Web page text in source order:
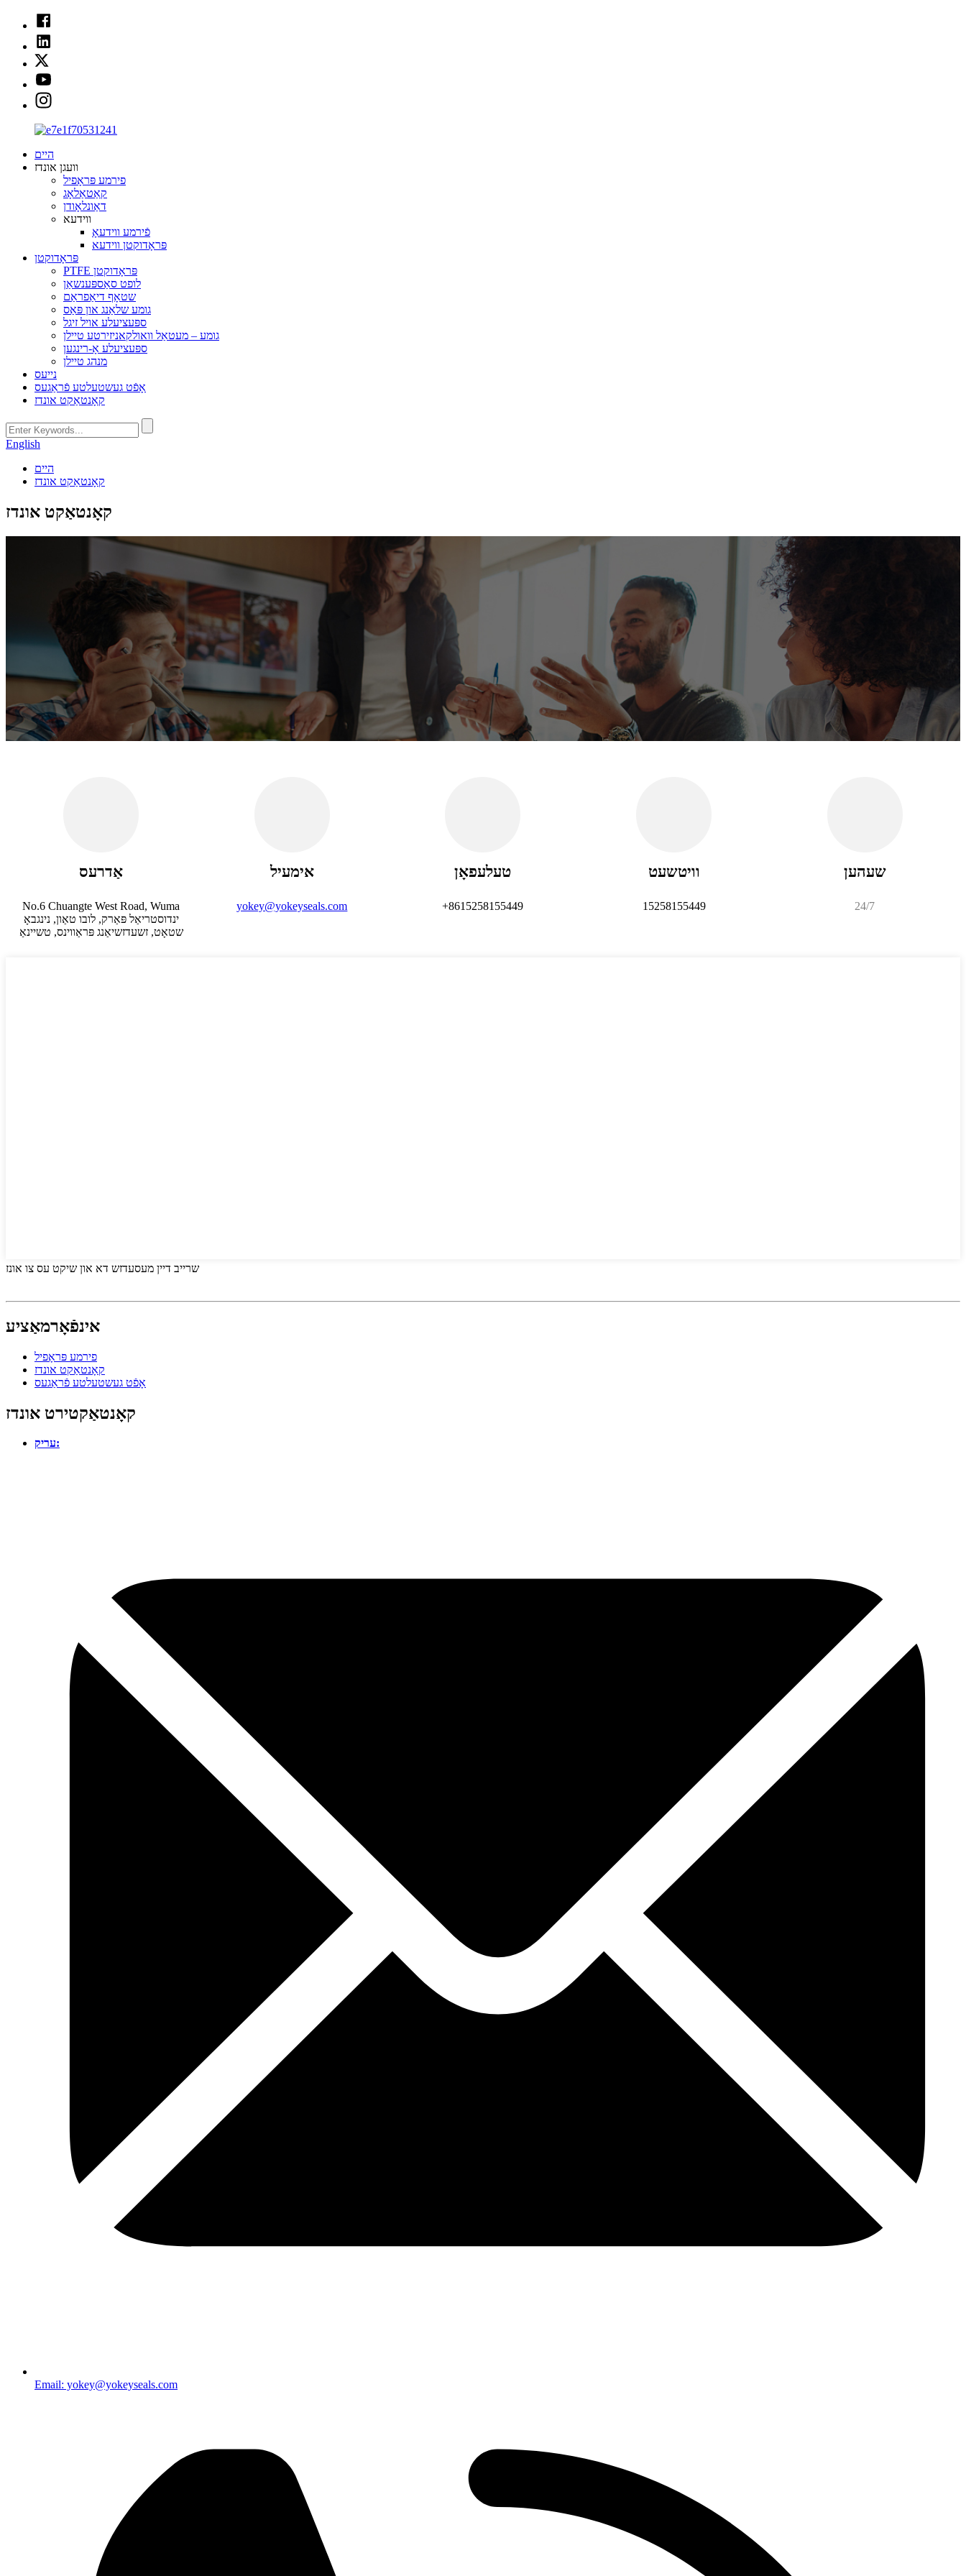
היים
וועגן אונדז
פירמע פּראָפיל
קאַטאַלאָג
דאַונלאָודן
ווידעא
פֿירמע ווידעאָ
פּראָדוקטן ווידעא
פּראָדוקטן
PTFE פּראָדוקטן
לופט סאַספּענשאַן
שטאָף דיאַפראַם
גומע שלאַנג און פּאַס
ספּעציעלע אויל זיגל
גומע – מעטאַל וואולקאניזירטע טיילן
ספּעציעלע אָ-רינגען
מנהג טיילן
נייעס
אָפֿט געשטעלטע פֿראַגעס
קאָנטאַקט אונדז
English
היים
קאָנטאַקט אונדז
קאָנטאַקט אונדז
אַדרעס
No.6 Chuangte West Road, Wuma
ינדוסטריאַל פּאַרק, לובו טאַון, נינגבאָ
שטאָט, זשעדזשיאַנג פּראַווינס, טשיינאַ
אימעיל
yokey@yokeyseals.com
טעלעפאָן
+8615258155449
וויטשעט
15258155449
שעהען
24/7
שרייב דיין מעסעדזש דא און שיקט עס צו אונז
אינפֿאָרמאַציע
פירמע פּראָפיל
קאָנטאַקט אונדז
אָפֿט געשטעלטע פֿראַגעס
קאָנטאַקטירט אונדז
עריק:
Email: yokey@yokeyseals.com